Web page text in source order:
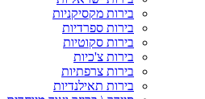
בירות מקסיקניות
בירות ספרדיות
בירות סקוטיות
בירות צ'כיות
בירות צרפתיות
בירות תאילנדיות